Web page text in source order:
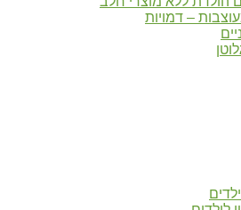
– דמויות